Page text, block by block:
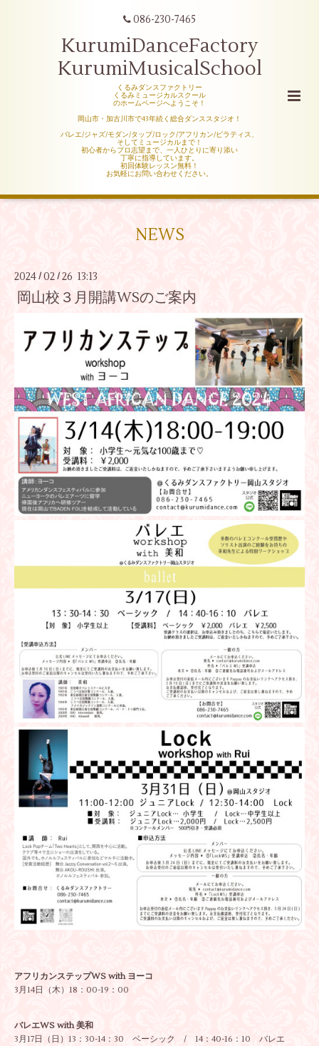
086-230-7465
KurumiDanceFactory
KurumiMusicalSchool
くるみダンスファクトリー
くるみミュージカルスクール
のホームページへようこそ！
岡山市・加古川市で43年続く総合ダンススタジオ！
バレエ/ジャズ/モダン/タップ/ロック/アフリカン/ピラティス、
そしてミュージカルまで！
初心者からプロ志望まで、一人ひとりに寄り添い
丁寧に指導しています。
初回体験レッスン無料！
お気軽にお問い合わせください。
NEWS
2024 / 02 / 26 13:13
岡山校３月開講WSのご案内
アフリカンステップWS with ヨーコ
3月14日（木）18：00-19：00
バレエWS with 美和
3月17日（日）13：30-14：30 ベーシック / 14：40-16：10 バレエ